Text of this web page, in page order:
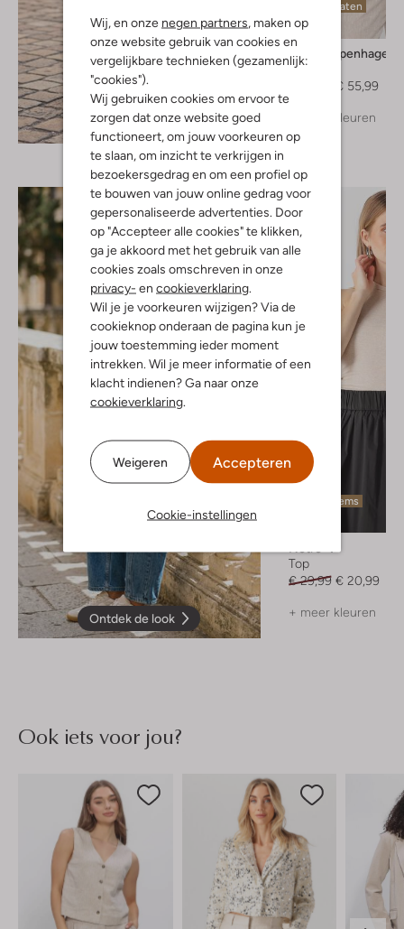
Wij, en onze negen partners, maken op
onze website gebruik van cookies en
vergelijkbare technieken (gezamenlijk:
"cookies").
Wij gebruiken cookies om ervoor te
zorgen dat onze website goed
functioneert, om jouw voorkeuren op
te slaan, om inzicht te verkrijgen in
bezoekersgedrag en om een profiel op
te bouwen van jouw online gedrag voor
gepersonaliseerde advertenties. Door
op "Accepteer alle cookies" te klikken,
ga je akkoord met het gebruik van alle
cookies zoals omschreven in onze
privacy- en cookieverklaring.
Wil je je voorkeuren wijzigen? Via de
cookieknop onderaan de pagina kun je
jouw toestemming ieder moment
intrekken. Wil je meer informatie of een
klacht indienen? Ga naar onze
cookieverklaring.
Weigeren Accepteren
Cookie-instellingen
Ontdek de look
Laatste maten
-20%
Msch Copenhagen
Gilet
€ 55,99
+ meer kleuren
Ontdek de look
Laatste items
Top
€ 29,99 € 20,99
+ meer kleuren
Ook iets voor jou?